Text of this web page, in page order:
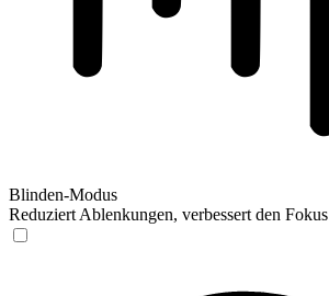
Blinden-Modus
Reduziert Ablenkungen, verbessert den Fokus